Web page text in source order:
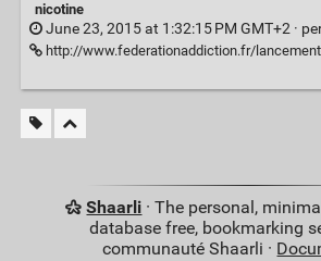
nicotine
June 23, 2015 at 1:32:15 PM GMT+2 ·
http://www.federationaddiction.fr/lancement-de-la-charte-
Shaarli · The personal,
database free, bookmarking
communauté Shaarli ·